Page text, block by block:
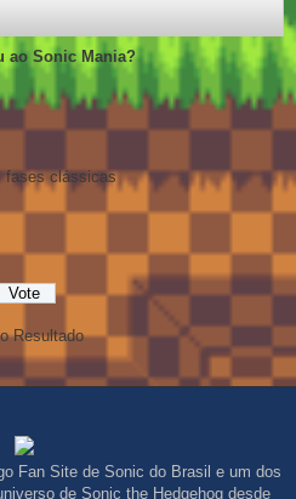
ao Sonic Mania?
fases clássicas
Resultado
Fan Site de Sonic do Brasil e um dos
de Sonic the Hedgehog desde